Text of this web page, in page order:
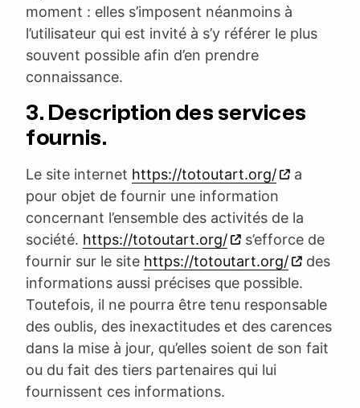
moment : elles s’imposent néanmoins à
l’utilisateur qui est invité à s’y référer le plus
souvent possible afin d’en prendre
connaissance.
3. Description des services
fournis.
Le site internet https://totoutart.org/
a
pour objet de fournir une information
concernant l’ensemble des activités de la
société. https://totoutart.org/
s’efforce de
fournir sur le site https://totoutart.org/
des
informations aussi précises que possible.
Toutefois, il ne pourra être tenu responsable
des oublis, des inexactitudes et des carences
dans la mise à jour, qu’elles soient de son fait
ou du fait des tiers partenaires qui lui
fournissent ces informations.